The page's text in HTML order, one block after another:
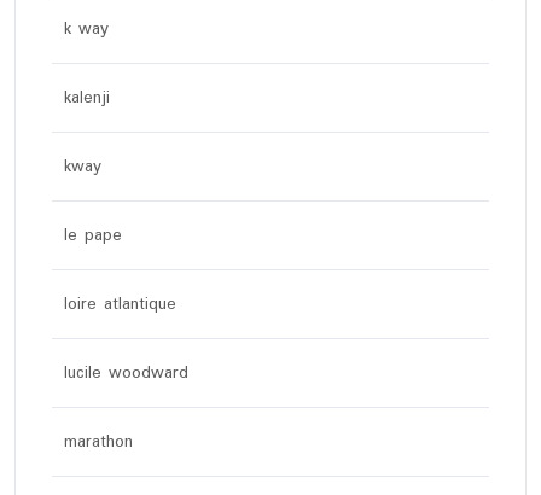
k way
kalenji
kway
le pape
loire atlantique
lucile woodward
marathon